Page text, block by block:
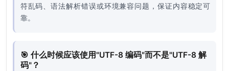
符乱码、语法解析错误或环境兼容问题，保证内容稳定可
靠。
🎯 什么时候应该使用"UTF-8 编码"而不是"UTF-8 解
码"？